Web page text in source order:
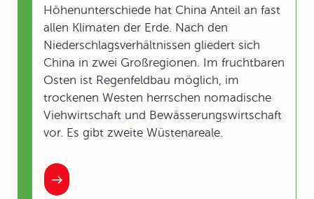
Höhenunterschiede hat China Anteil an fast
allen Klimaten der Erde. Nach den
Niederschlagsverhältnissen gliedert sich
China in zwei Großregionen. Im fruchtbaren
Osten ist Regenfeldbau möglich, im
trockenen Westen herrschen nomadische
Viehwirtschaft und Bewässerungswirtschaft
vor. Es gibt zweite Wüstenareale.